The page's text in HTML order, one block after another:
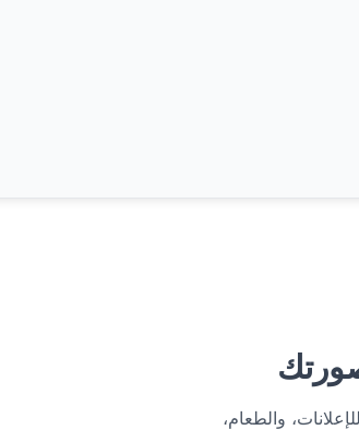
والطعام،